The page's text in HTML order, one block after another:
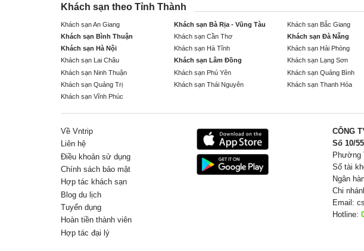
Khách sạn theo Tỉnh Thành
Khách sạn An Giang Khách sạn Bà Rịa - Vũng Tàu Khách sạn Bắc Giang
Khách sạn Bình Thuận
Khách sạn Cần Thơ Khách sạn Đà Nẵng
Khách sạn Hà Nội
Khách sạn Hà Tĩnh Khách sạn Hải Phòng
Khách sạn Lai Châu
Khách sạn Lâm Đồng Khách sạn Lạng Sơn
Khách sạn Ninh Thuận
Khách sạn Phú Yên Khách sạn Quảng Bình
Khách sạn Quảng Trị
Khách sạn Thái Nguyên Khách sạn Thanh Hóa
Khách sạn Vĩnh Phúc
Về Vntrip
Liên hệ
Điều khoản sử dụng
Chính sách bảo mật
Hợp tác khách sạn
Blog du lịch
Tuyển dụng
Hoàn tiền thành viên
Hợp tác đại lý
CÔNG
Số 10/
Phường
Số tài
Ngân
Chi
Email:
Hotline: